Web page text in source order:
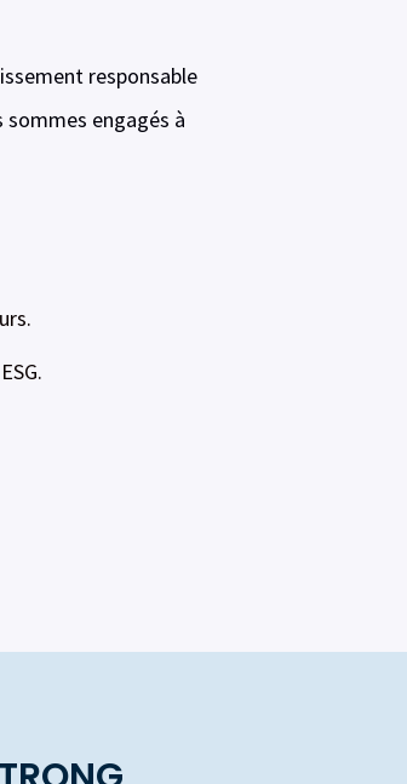
responsable
sommes engagés à